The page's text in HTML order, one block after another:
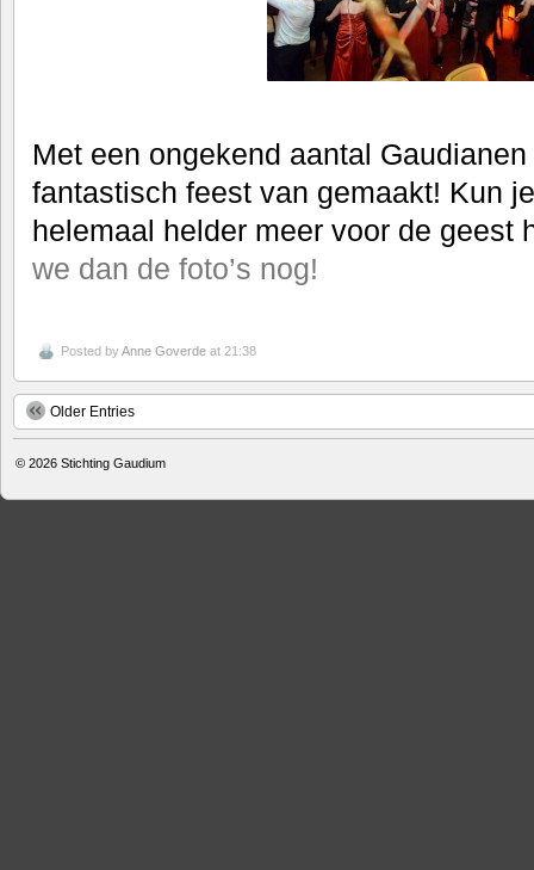
Met een ongekend aantal
fantastisch feest van gemaakt! Kun
helemaal helder meer voor de geest
we dan de foto’s nog!
Posted byAnne Goverde at 21:38
Older Entries
© 2026 Stichting Gaudium